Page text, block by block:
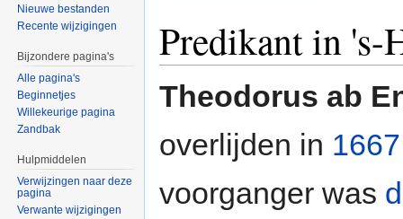
Predikant in 's-
Theodorus ab
overlijden in 1667
voorganger was
Nieuwe bestanden
Recente wijzigingen
Bijzondere pagina's
Alle pagina's
Beginnetjes
Willekeurige pagina
Zandbak
Hulpmiddelen
Verwijzingen naar deze
pagina
Verwante wijzigingen